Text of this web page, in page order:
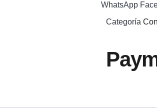
WhatsApp
Categoría